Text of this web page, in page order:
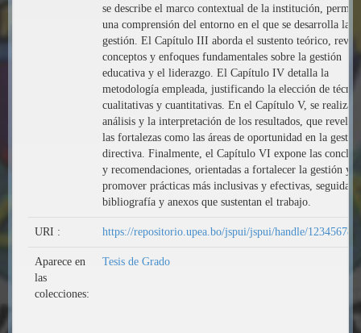
se describe el marco contextual de la institución,
una comprensión del entorno en el que se desarrolla la
gestión. El Capítulo III aborda el sustento teórico,
conceptos y enfoques fundamentales sobre la gestión
educativa y el liderazgo. El Capítulo IV detalla la
metodología empleada, justificando la elección de
cualitativas y cuantitativas. En el Capítulo V, se realiza
análisis y la interpretación de los resultados, que
las fortalezas como las áreas de oportunidad en la
directiva. Finalmente, el Capítulo VI expone las
y recomendaciones, orientadas a fortalecer la gestión y
promover prácticas más inclusivas y efectivas, seguidas
bibliografía y anexos que sustentan el trabajo.
URI : https://repositorio.upea.bo/jspui/jspui/handle/
Aparece en
las
colecciones:
Tesis de Grado